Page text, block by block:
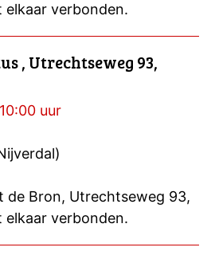
elkaar verbonden.
, Utrechtseweg 93,
uur
de Bron, Utrechtseweg 93,
elkaar verbonden.